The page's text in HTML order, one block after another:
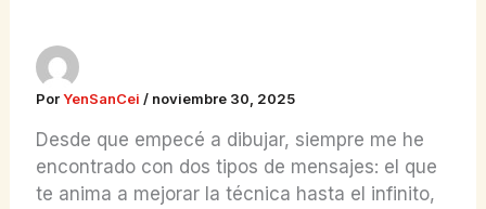
PorYenSanCei / noviembre 30, 2025
Desde que empecé a dibujar, siempre me he
encontrado con dos tipos de mensajes: el que
te anima a mejorar la técnica hasta el infinito,